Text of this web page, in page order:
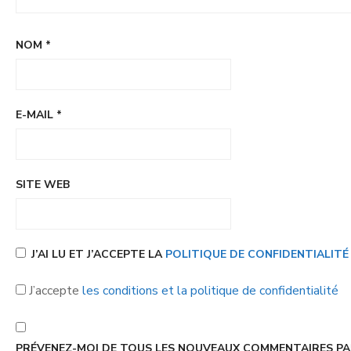
NOM *
E-MAIL *
SITE WEB
J’AI LU ET J’ACCEPTE LA POLITIQUE DE CONFIDENTIALITÉ
J’accepte les conditions et la politique de confidentialité